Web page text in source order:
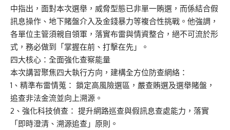
中指出，面對本次選舉，威脅型態已非單一賄選，而係結合假
訊息操作、地下賭盤介入及金錢暴力等複合性挑戰。他強調，
各單位主管須親自領軍，落實布雷與情資整合，絕不可流於形
式，務必做到「掌握在前、打擊在先」。
四大核心：全面強化查察能量
本次講習聚焦四大執行方向，建構全方位防查網絡：
1、精準布雷情蒐： 鎖定高風險選區，嚴查賄選及選舉賭盤，
追查非法金流並向上溯源。
2、強化科技偵查： 提升網路巡查與假訊息查處能力，落實
「即時澄清、溯源追查」原則。